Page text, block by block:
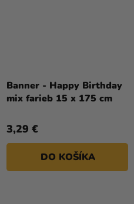
Banner - Happy Birthday
mix farieb 15 x 175 cm
3,29 €
DO KOŠÍKA